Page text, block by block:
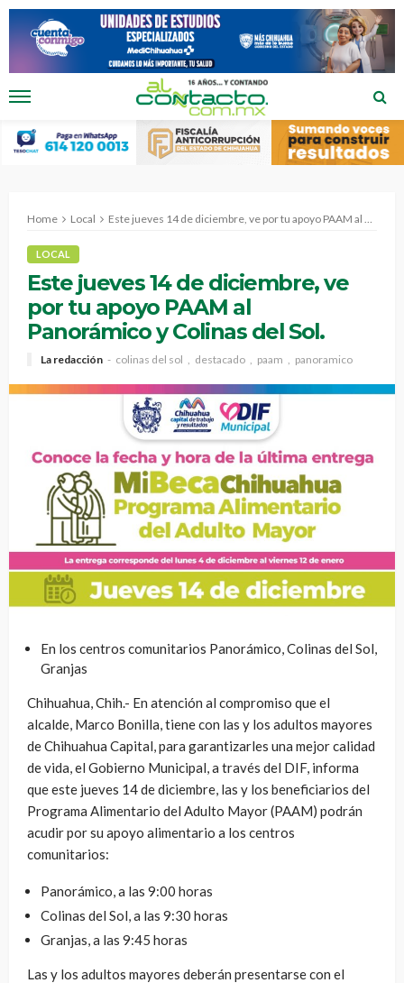
Home Local Este jueves 14 de diciembre, ve por tu apoyo PAAM al Panorámico y Colinas del Sol.
LOCAL
Este jueves 14 de diciembre, ve
por tu apoyo PAAM al
Panorámico y Colinas del Sol.
La redacción colinas del sol destacado paam panoramico
En los centros comunitarios Panorámico, Colinas del Sol,
Granjas
Chihuahua, Chih.- En atención al compromiso que el
alcalde, Marco Bonilla, tiene con las y los adultos mayores
de Chihuahua Capital, para garantizarles una mejor calidad
de vida, el Gobierno Municipal, a través del DIF, informa
que este jueves 14 de diciembre, las y los beneficiarios del
Programa Alimentario del Adulto Mayor (PAAM) podrán
acudir por su apoyo alimentario a los centros
comunitarios:
Panorámico, a las 9:00 horas
Colinas del Sol, a las 9:30 horas
Granjas, a las 9:45 horas
Las y los adultos mayores deberán presentarse con el